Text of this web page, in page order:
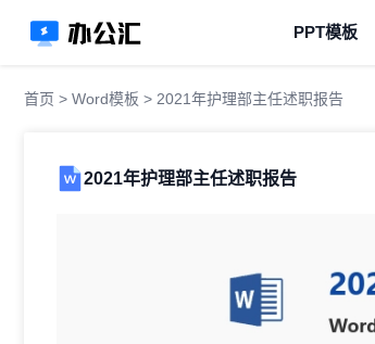
PPT模板
首页 > Word模板 > 2021年护理部主任述职报告
2021年护理部主任述职报告